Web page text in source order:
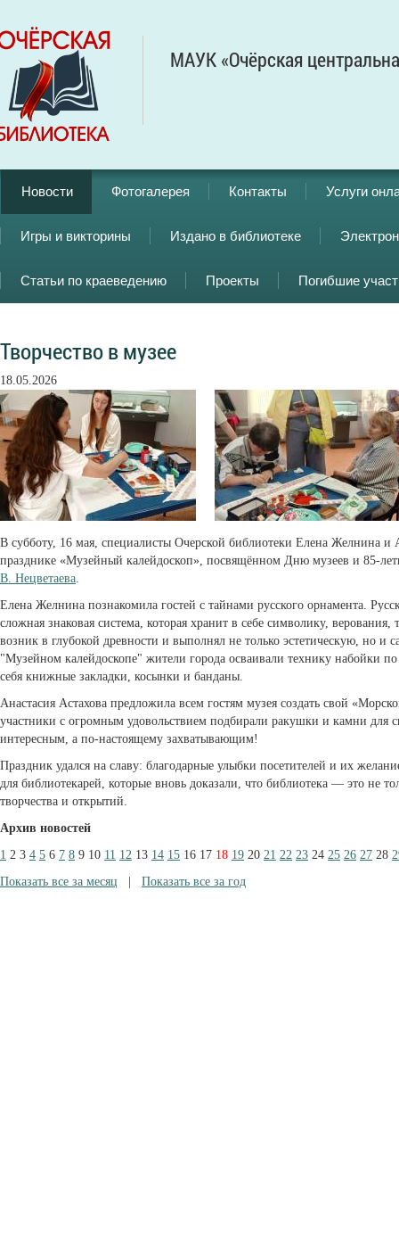
МАУК «Очёрская
Новости Фотогалерея Контакты Услуги
Игры и викторины Издано в библиотеке
Статьи по краеведению Проекты Погибшие
Творчество в музее
18.05.2026
В субботу, 16 мая, специалисты Очерской библиотеки Елена Желнина и
празднике «Музейный калейдоскоп», посвящённом Дню музеев и 85-
В. Нецветаева.
Елена Желнина познакомила гостей с тайнами русского орнамента.
сложная знаковая система, которая хранит в себе символику,
возник в глубокой древности и выполнял не только эстетическую, но
"Музейном калейдоскопе" жители города осваивали технику набойки
себя книжные закладки, косынки и банданы.
Анастасия Астахова предложила всем гостям музея создать свой
участники с огромным удовольствием подбирали ракушки и камни для
интересным, а по-настоящему захватывающим!
Праздник удался на славу: благодарные улыбки посетителей и их
для библиотекарей, которые вновь доказали, что библиотека — это не
творчества и открытий.
Архив новостей
1 2 3 4 5 6 7 8 9 10 11 12 13 14 15 16 17 18 19 20 21 22 23 24 25 26 27 28
Показать все за месяц
Показать все за год